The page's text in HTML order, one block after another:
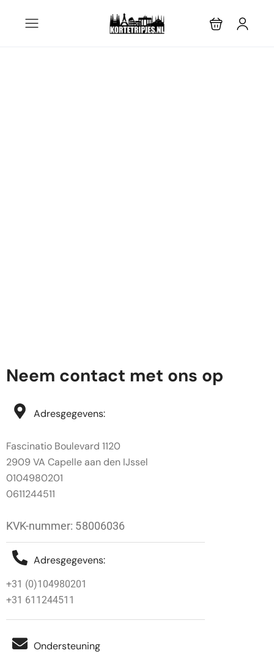
Neem contact met ons op
Adresgegevens:
Fascinatio Boulevard 1120
2909 VA Capelle aan den IJssel
0104980201
0611244511
KVK-nummer: 58006036
Adresgegevens:
+31 (0)104980201
+31 611244511
Ondersteuning